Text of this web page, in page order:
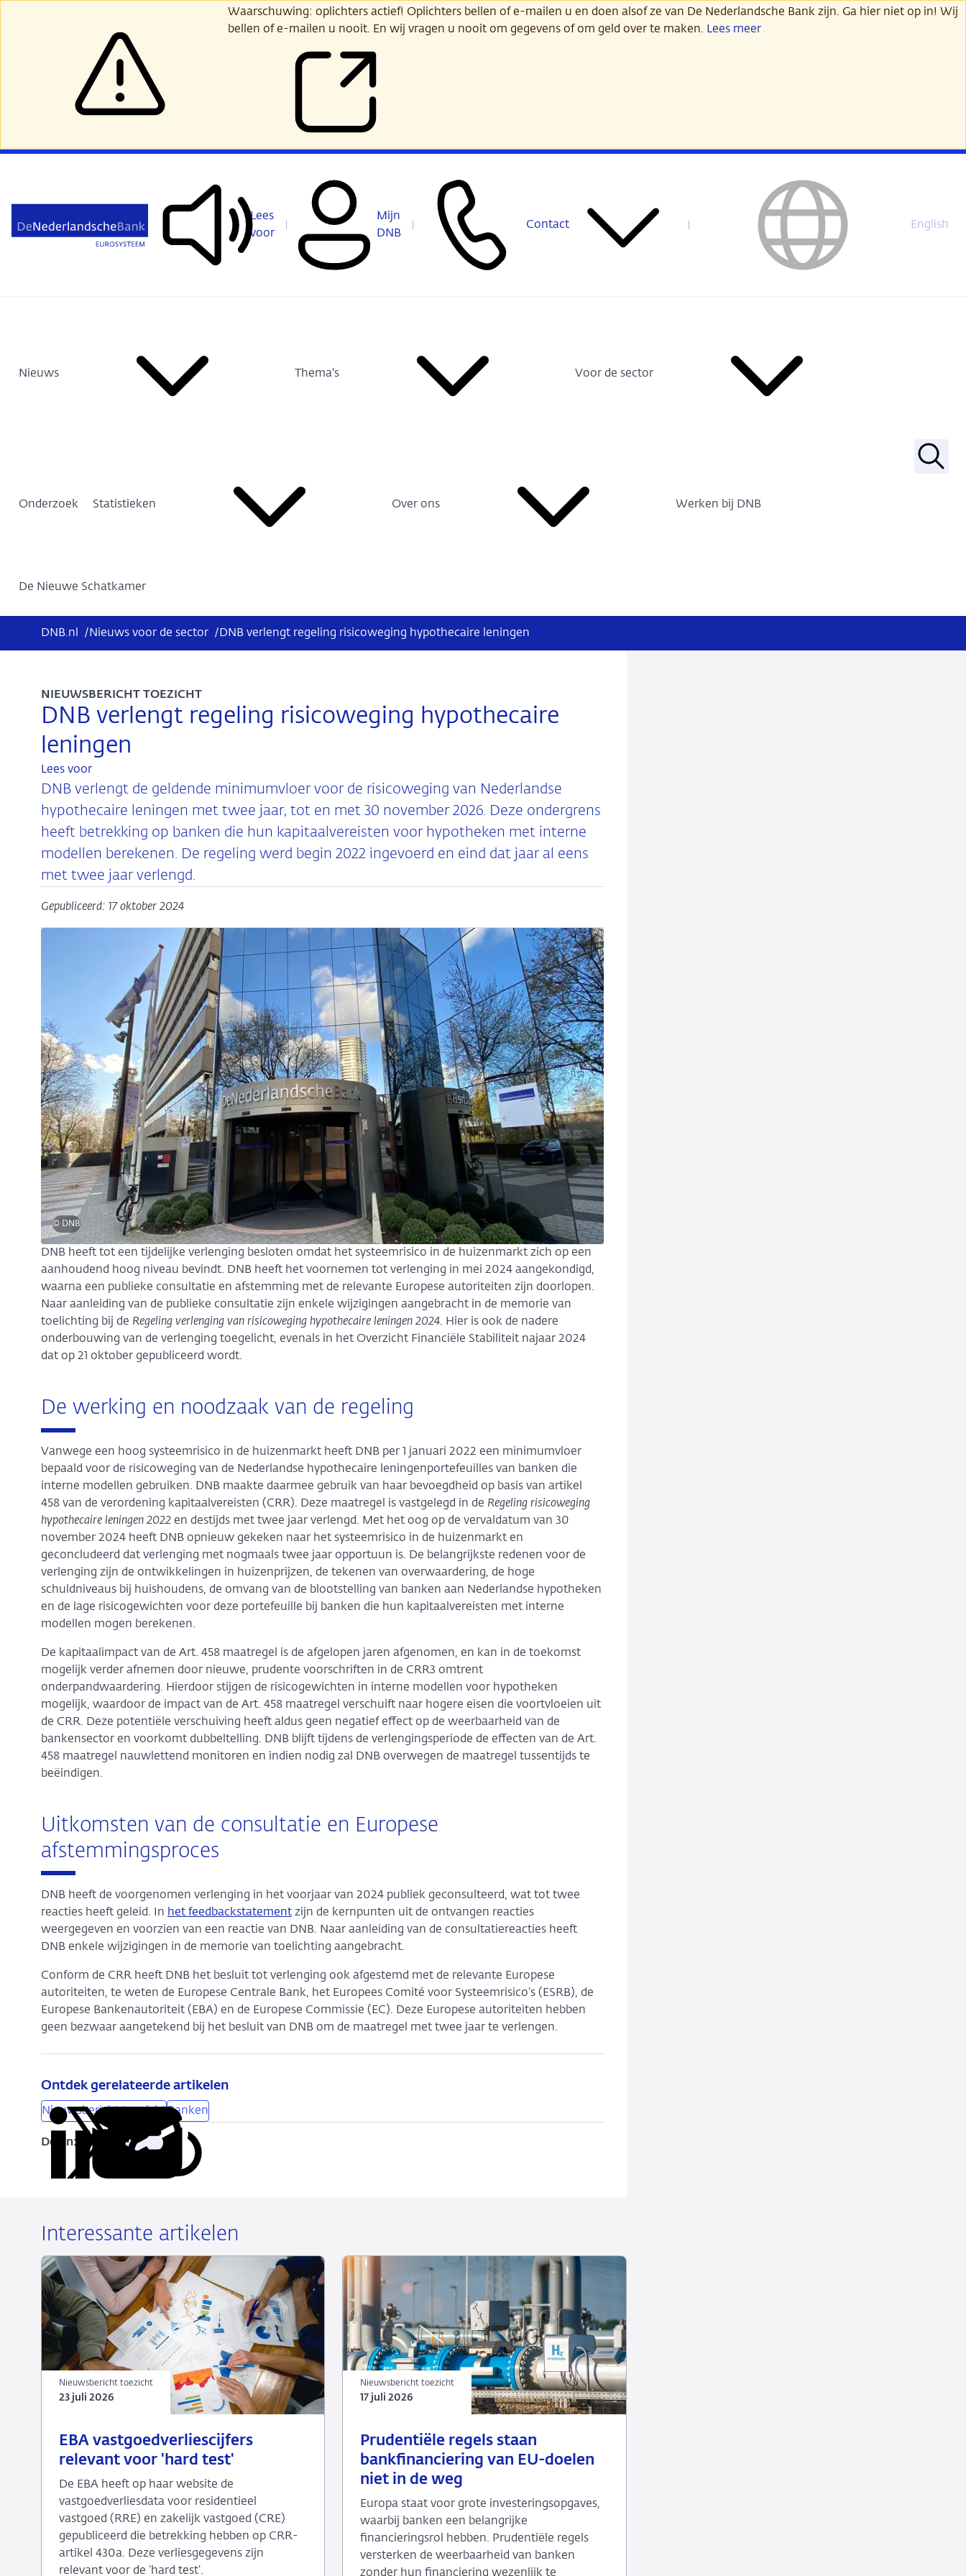
Waarschuwing: oplichters actief! Oplichters bellen of e-mailen u en doen alsof ze van De Nederlandsche Bank zijn. Ga hier niet op in! Wij
bellen of e-mailen u nooit. En wij vragen u nooit om gegevens of om geld over te maken. Lees meer
Lees
voor
Mijn
DNB
Contact English
Nieuws Thema's Voor de sector
Onderzoek Statistieken Over ons Werken bij DNB
De Nieuwe Schatkamer
Zoek
DNB.nl / Nieuws voor de sector / DNB verlengt regeling risicoweging hypothecaire leningen
DNB verlengt regeling risicoweging hypothecaire
leningen
NIEUWSBERICHT TOEZICHT
Lees voor
DNB verlengt de geldende minimumvloer voor de risicoweging van Nederlandse
hypothecaire leningen met twee jaar, tot en met 30 november 2026. Deze ondergrens
heeft betrekking op banken die hun kapitaalvereisten voor hypotheken met interne
modellen berekenen. De regeling werd begin 2022 ingevoerd en eind dat jaar al eens
met twee jaar verlengd.
Gepubliceerd: 17 oktober 2024
© DNB
DNB heeft tot een tijdelijke verlenging besloten omdat het systeemrisico in de huizenmarkt zich op een
aanhoudend hoog niveau bevindt. DNB heeft het voornemen tot verlenging in mei 2024 aangekondigd,
waarna een publieke consultatie en afstemming met de relevante Europese autoriteiten zijn doorlopen.
Naar aanleiding van de publieke consultatie zijn enkele wijzigingen aangebracht in de memorie van
toelichting bij de Regeling verlenging van risicoweging hypothecaire leningen 2024. Hier is ook de nadere
onderbouwing van de verlenging toegelicht, evenals in het Overzicht Financiële Stabiliteit najaar 2024
dat op 21 oktober gepubliceerd wordt.
De werking en noodzaak van de regeling
Vanwege een hoog systeemrisico in de huizenmarkt heeft DNB per 1 januari 2022 een minimumvloer
bepaald voor de risicoweging van de Nederlandse hypothecaire leningenportefeuilles van banken die
interne modellen gebruiken. DNB maakte daarmee gebruik van haar bevoegdheid op basis van artikel
458 van de verordening kapitaalvereisten (CRR). Deze maatregel is vastgelegd in de Regeling risicoweging
hypothecaire leningen 2022en destijds met twee jaar verlengd. Met het oog op de vervaldatum van 30
november 2024 heeft DNB opnieuw gekeken naar het systeemrisico in de huizenmarkt en
geconcludeerd dat verlenging met nogmaals twee jaar opportuun is. De belangrijkste redenen voor de
verlenging zijn de ontwikkelingen in huizenprijzen, de tekenen van overwaardering, de hoge
schuldniveaus bij huishoudens, de omvang van de blootstelling van banken aan Nederlandse hypotheken
en de lage risicogewichten voor deze portefeuille bij banken die hun kapitaalvereisten met interne
modellen mogen berekenen.
De kapitaalimpact van de Art. 458 maatregel is de afgelopen jaren afgenomen, en kan in de toekomst
mogelijk verder afnemen door nieuwe, prudente voorschriften in de CRR3 omtrent
onderpandwaardering. Hierdoor stijgen de risicogewichten in interne modellen voor hypotheken
mogelijk, waardoor de impact van de Art. 458 maatregel verschuift naar hogere eisen die voortvloeien uit
de CRR. Deze potentiële verschuiving heeft aldus geen negatief effect op de weerbaarheid van de
bankensector en voorkomt dubbeltelling. DNB blijft tijdens de verlengingsperiode de effecten van de Art.
458 maatregel nauwlettend monitoren en indien nodig zal DNB overwegen de maatregel tussentijds te
beëindigen.
Uitkomsten van de consultatie en Europese
afstemmingsproces
DNB heeft de voorgenomen verlenging in het voorjaar van 2024 publiek geconsulteerd, wat tot twee
reacties heeft geleid. In het feedbackstatementzijn de kernpunten uit de ontvangen reacties
weergegeven en voorzien van een reactie van DNB. Naar aanleiding van de consultatiereacties heeft
DNB enkele wijzigingen in de memorie van toelichting aangebracht.
Conform de CRR heeft DNB het besluit tot verlenging ook afgestemd met de relevante Europese
autoriteiten, te weten de Europese Centrale Bank, het Europees Comité voor Systeemrisico’s (ESRB), de
Europese Bankenautoriteit (EBA) en de Europese Commissie (EC). Deze Europese autoriteiten hebben
geen bezwaar aangetekend bij het besluit van DNB om de maatregel met twee jaar te verlengen.
Ontdek gerelateerde artikelen
Nieuwsbericht toezicht Banken
Delen:
Deel
via
DeelDeelKopieer
Interessante artikelen
EBA vastgoedverliescijfers
relevant voor 'hard test'
23
2026
Nieuwsbericht
toezicht
De EBA heeft op haar website de
vastgoedverliesdata voor residentieel
vastgoed (RRE) en zakelijk vastgoed (CRE)
gepubliceerd die betrekking hebben op CRR-
artikel 430a. Deze verliesgegevens zijn
relevant voor de ‘hard test’.
Nieuwsbericht toezicht
23 juli 2026
Prudentiële regels staan
bankfinanciering van EU-doelen
niet in de weg
17
juli
2026
Nieuwsbericht
toezicht
Europa staat voor grote investeringsopgaves,
waarbij banken een belangrijke
financieringsrol hebben. Prudentiële regels
versterken de weerbaarheid van banken
zonder hun financiering wezenlijk te
Nieuwsbericht toezicht
17 juli 2026